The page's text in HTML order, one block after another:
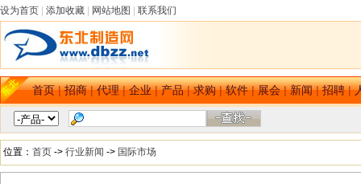
设为首页 添加收藏 网站地图 联系我们
首页|招商|代理|企业|产品|求购|软件|展会|新闻|招聘|
位置： 首页 -> 行业新闻 -> 国际市场